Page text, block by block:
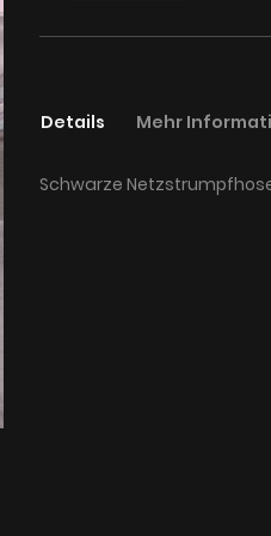
Details
Schwarze
Mehr